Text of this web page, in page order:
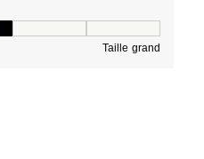
Taille grand